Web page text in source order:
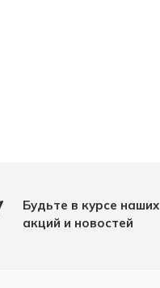
Будьте в курсе наших
акций и новостей